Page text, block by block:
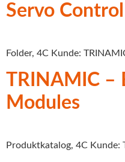
Servo Control
Folder, 4C Kunde:
TRINAMIC –
Modules
Produktkatalog, 4C Kunde: